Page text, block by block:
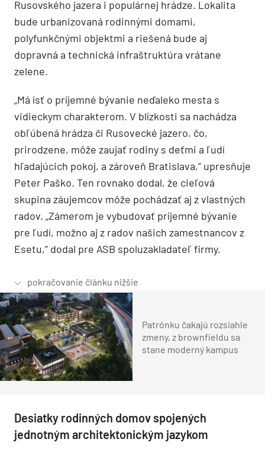
Rusovského jazera i populárnej hrádze. Lokalita
bude urbanizovaná rodinnými domami,
polyfunkčnými objektmi a riešená bude aj
dopravná a technická infraštruktúra vrátane
zelene.
„Má ísť o príjemné bývanie neďaleko mesta s
vidieckym charakterom. V blízkosti sa nachádza
obľúbená hrádza či Rusovecké jazero, čo,
prirodzene, môže zaujať rodiny s deťmi a ľudí
hľadajúcich pokoj, a zároveň Bratislava,” upresňuje
Peter Paško. Ten rovnako dodal, že cieľová
skupina záujemcov môže pochádzať aj z vlastných
radov. „Zámerom je vybudovať príjemné bývanie
pre ľudí, možno aj z radov našich zamestnancov z
Esetu,” dodal pre ASB spoluzakladateľ firmy.
Patrónku čakajú rozsiahle
zmeny, z brownfieldu sa
stane moderný kampus
Desiatky rodinných domov spojených
jednotným architektonickým jazykom